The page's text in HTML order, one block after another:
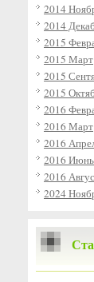
2014
2014
2015
2015 Март
2015
2015
2016
2016 Март
2016
2016 Июнь
2016
2024